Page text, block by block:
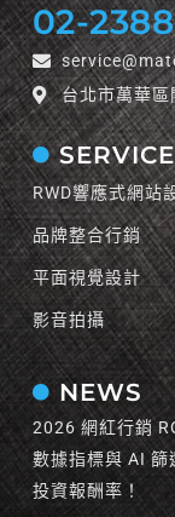
02-
台北市萬華
SERVICE
RWD響應式網站
品牌整合行銷
平面視覺設計
影音拍攝
NEWS
2026 網紅行銷
數據指標與 AI 篩
投資報酬率！